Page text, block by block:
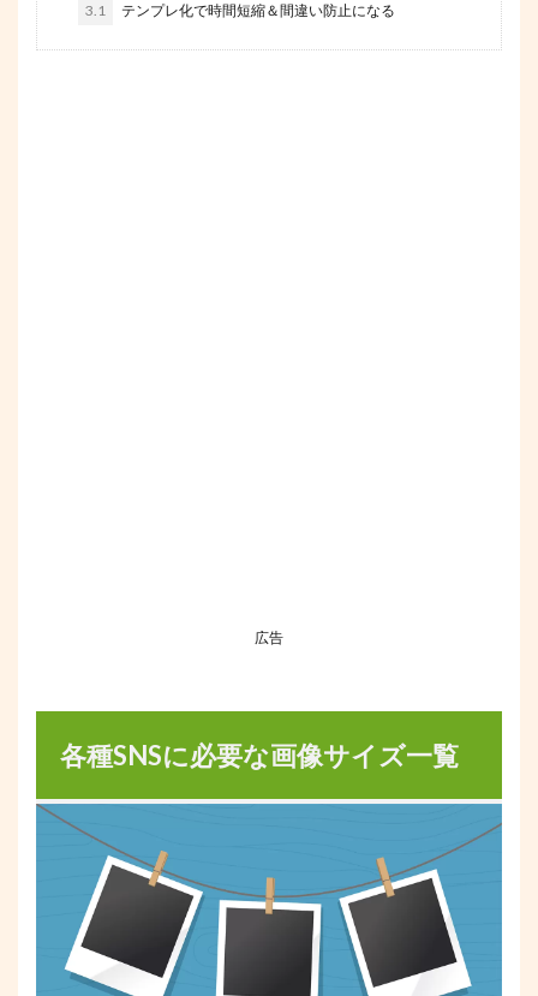
3.1 テンプレ化で時間短縮＆間違い防止になる
広告
各種SNSに必要な画像サイズ一覧